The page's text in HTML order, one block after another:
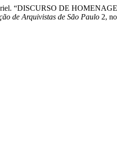
“DISCURSO DE
de Arquivistas de São Paulo 2,